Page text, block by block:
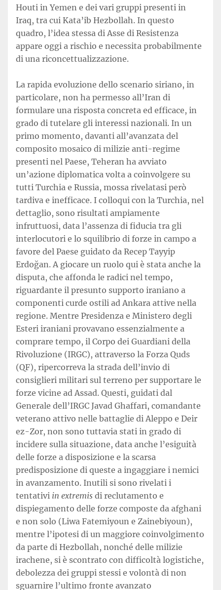
Houti in Yemen e dei vari gruppi presenti in
Iraq, tra cui Kata’ib Hezbollah. In questo
quadro, l’idea stessa di Asse di Resistenza
appare oggi a rischio e necessita probabilmente
di una riconcettualizzazione.
La rapida evoluzione dello scenario siriano, in
particolare, non ha permesso all’Iran di
formulare una risposta concreta ed efficace, in
grado di tutelare gli interessi nazionali. In un
primo momento, davanti all’avanzata del
composito mosaico di milizie anti-regime
presenti nel Paese, Teheran ha avviato
un’azione diplomatica volta a coinvolgere su
tutti Turchia e Russia, mossa rivelatasi però
tardiva e inefficace. I colloqui con la Turchia, nel
dettaglio, sono risultati ampiamente
infruttuosi, data l’assenza di fiducia tra gli
interlocutori e lo squilibrio di forze in campo a
favore del Paese guidato da Recep Tayyip
Erdoğan. A giocare un ruolo qui è stata anche la
disputa, che affonda le radici nel tempo,
riguardante il presunto supporto iraniano a
componenti curde ostili ad Ankara attive nella
regione. Mentre Presidenza e Ministero degli
Esteri iraniani provavano essenzialmente a
comprare tempo, il Corpo dei Guardiani della
Rivoluzione (IRGC), attraverso la Forza Quds
(QF), ripercorreva la strada dell’invio di
consiglieri militari sul terreno per supportare le
forze vicine ad Assad. Questi, guidati dal
Generale dell’IRGC Javad Ghaffari, comandante
veterano attivo nelle battaglie di Aleppo e Deir
ez-Zor, non sono tuttavia stati in grado di
incidere sulla situazione, data anche l’esiguità
delle forze a disposizione e la scarsa
predisposizione di queste a ingaggiare i nemici
in avanzamento. Inutili si sono rivelati i
tentativi in extremis di reclutamento e
dispiegamento delle forze composte da afghani
e non solo (Liwa Fatemiyoun e Zainebiyoun),
mentre l’ipotesi di un maggiore coinvolgimento
da parte di Hezbollah, nonché delle milizie
irachene, si è scontrato con difficoltà logistiche,
debolezza dei gruppi stessi e volontà di non
sguarnire l’ultimo fronte avanzato